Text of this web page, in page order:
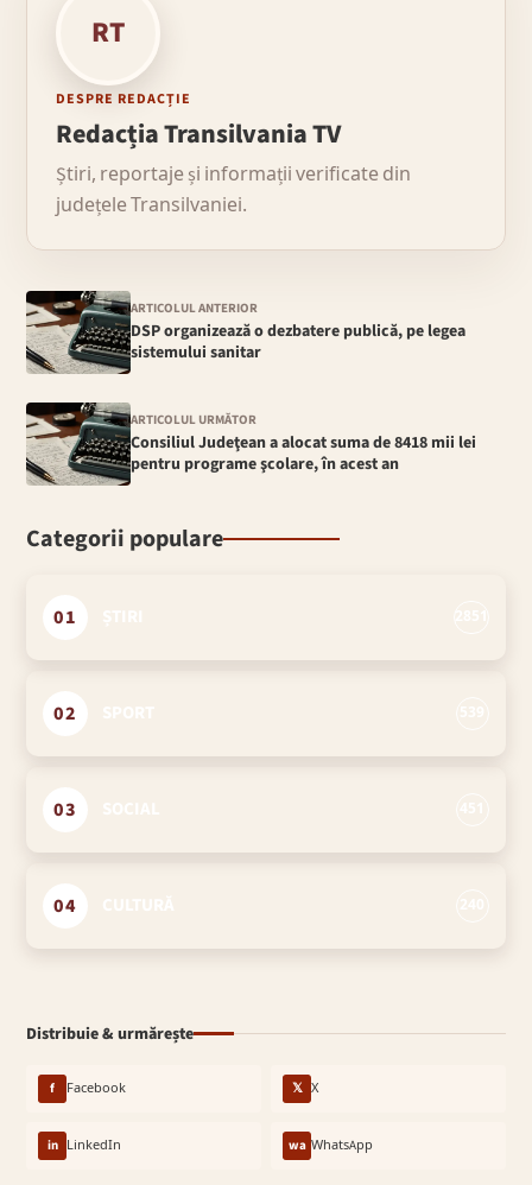
RT
DESPRE REDACȚIE
Redacția Transilvania TV
Știri, reportaje și informații verificate din
județele Transilvaniei.
ARTICOLUL ANTERIOR
DSP organizează o dezbatere publică, pe legea
sistemului sanitar
ARTICOLUL URMĂTOR
Consiliul Judeţean a alocat suma de 8418 mii lei
pentru programe şcolare, în acest an
Categorii populare
01
02
03
04
Distribuie & urmărește
f Facebook 𝕏 X
in LinkedIn wa WhatsApp